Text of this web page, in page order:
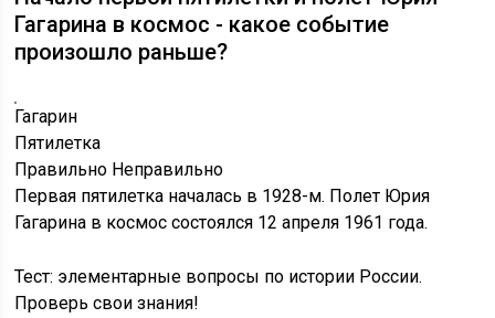
Гагарина в космос - какое событие
произошло раньше?
Гагарин
Пятилетка
Правильно Неправильно
Первая пятилетка началась в 1928-м. Полет Юрия
Гагарина в космос состоялся 12 апреля 1961 года.
Тест: элементарные вопросы по истории России.
Проверь свои знания!